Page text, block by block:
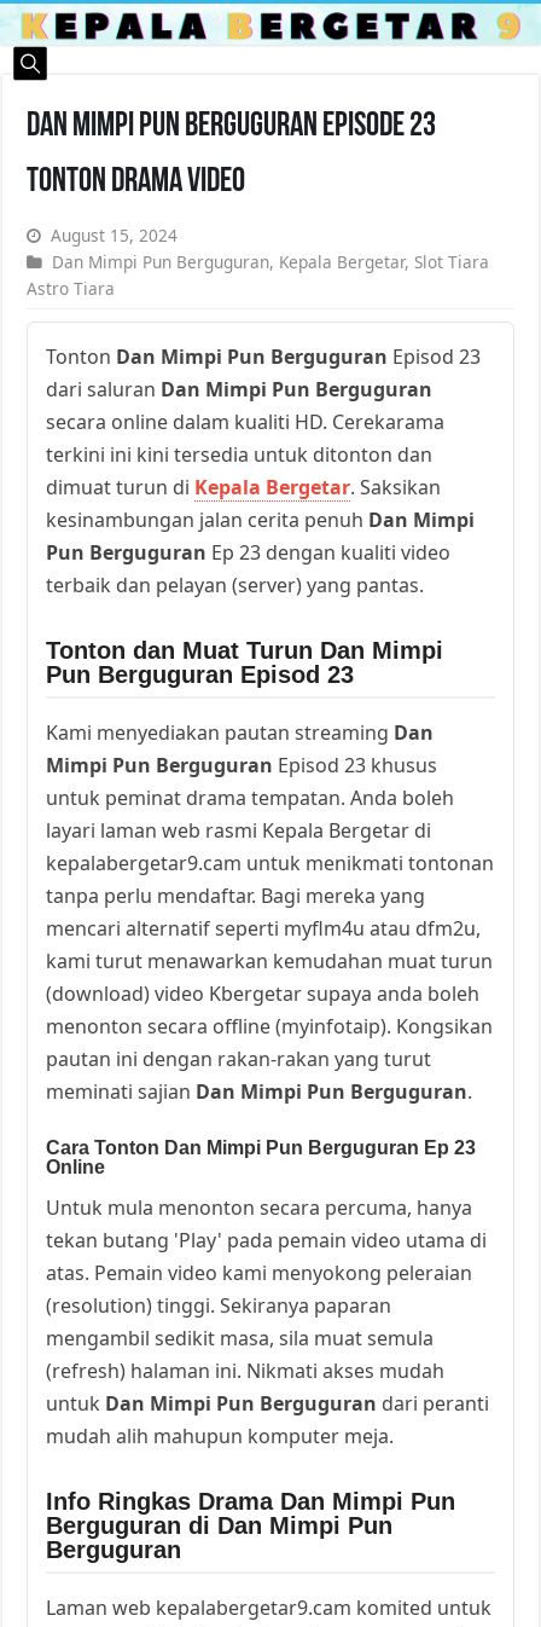
Dan Mimpi Pun Berguguran Episode 23
Tonton Drama Video
August 15, 2024
Dan Mimpi Pun Berguguran, Kepala Bergetar, Slot Tiara
Astro Tiara
Tonton Dan Mimpi Pun Berguguran Episod 23
dari saluran Dan Mimpi Pun Berguguran
secara online dalam kualiti HD. Cerekarama
terkini ini kini tersedia untuk ditonton dan
dimuat turun di Kepala Bergetar. Saksikan
kesinambungan jalan cerita penuh Dan Mimpi
Pun Berguguran Ep 23 dengan kualiti video
terbaik dan pelayan (server) yang pantas.
Tonton dan Muat Turun Dan Mimpi
Pun Berguguran Episod 23
Kami menyediakan pautan streaming Dan
Mimpi Pun Berguguran Episod 23 khusus
untuk peminat drama tempatan. Anda boleh
layari laman web rasmi Kepala Bergetar di
kepalabergetar9.cam untuk menikmati tontonan
tanpa perlu mendaftar. Bagi mereka yang
mencari alternatif seperti myflm4u atau dfm2u,
kami turut menawarkan kemudahan muat turun
(download) video Kbergetar supaya anda boleh
menonton secara offline (myinfotaip). Kongsikan
pautan ini dengan rakan-rakan yang turut
meminati sajian Dan Mimpi Pun Berguguran.
Cara Tonton Dan Mimpi Pun Berguguran Ep 23
Online
Untuk mula menonton secara percuma, hanya
tekan butang 'Play' pada pemain video utama di
atas. Pemain video kami menyokong peleraian
(resolution) tinggi. Sekiranya paparan
mengambil sedikit masa, sila muat semula
(refresh) halaman ini. Nikmati akses mudah
untuk Dan Mimpi Pun Berguguran dari peranti
mudah alih mahupun komputer meja.
Info Ringkas Drama Dan Mimpi Pun
Berguguran di Dan Mimpi Pun
Berguguran
Laman web kepalabergetar9.cam komited untuk